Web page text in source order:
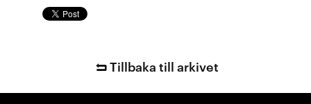
Tillbaka till arkivet